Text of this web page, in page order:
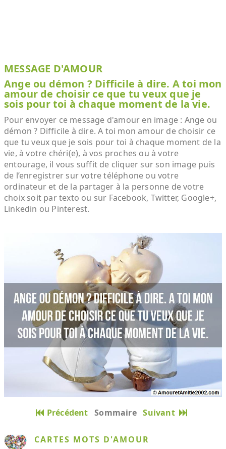
MESSAGE D'AMOUR
Ange ou démon ? Difficile à dire. A toi mon
amour de choisir ce que tu veux que je
sois pour toi à chaque moment de la vie.
Pour envoyer ce message d'amour en image : Ange ou
démon ? Difficile à dire. A toi mon amour de choisir ce
que tu veux que je sois pour toi à chaque moment de la
vie, à votre chéri(e), à vos proches ou à votre
entourage, il vous suffit de cliquer sur son image puis
de l’enregistrer sur votre téléphone ou votre
ordinateur et de la partager à la personne de votre
choix soit par texto ou sur Facebook, Twitter, Google+,
Linkedin ou Pinterest.
Précédent Sommaire Suivant
CARTES MOTS D'AMOUR